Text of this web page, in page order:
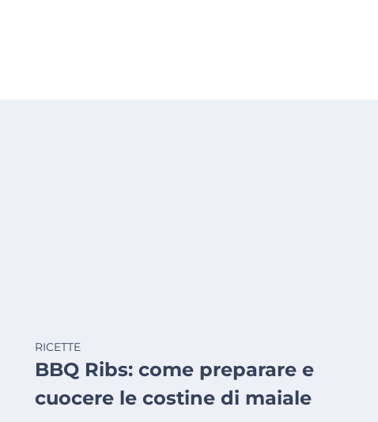
RICETTE
BBQ Ribs: come preparare e
cuocere le costine di maiale